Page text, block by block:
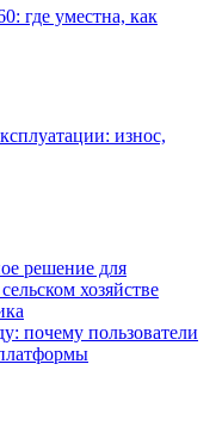
где уместна, как
износ,
решение для
хозяйстве
почему пользователи